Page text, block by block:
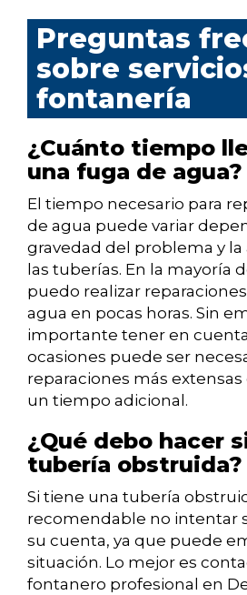
Preguntas
sobre
fontanería
¿Cuánto tiempo
una fuga de agua?
El tiempo necesario para
de agua puede variar
gravedad del problema y
las tuberías. En la mayoría
puedo realizar
agua en pocas horas. Sin
importante tener en
ocasiones puede ser
reparaciones más
un tiempo adicional.
¿Qué debo hacer
tubería obstruida?
Si tiene una tubería
recomendable no intentar
su cuenta, ya que puede
situación. Lo mejor es
fontanero profesional en